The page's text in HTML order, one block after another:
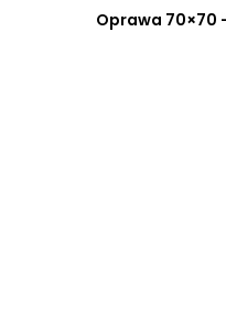
Oprawa 70×70